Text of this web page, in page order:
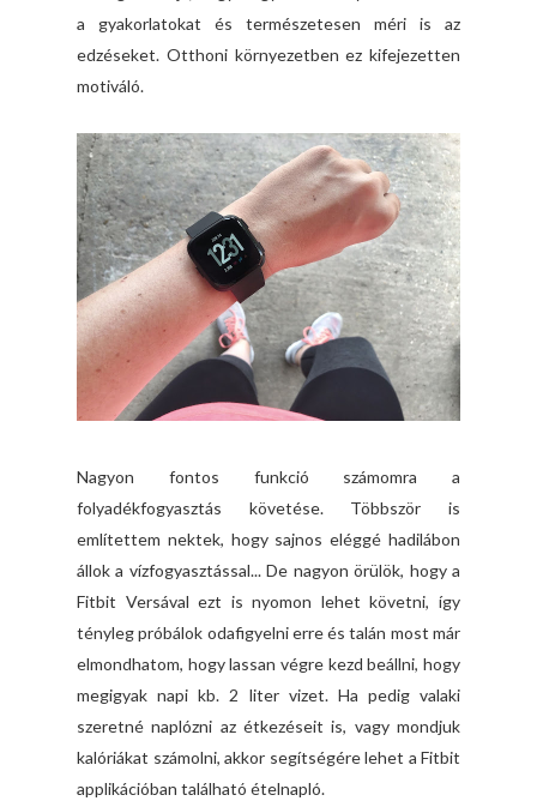
a gyakorlatokat és természetesen méri is az
edzéseket. Otthoni környezetben ez kifejezetten
motiváló.
Nagyon fontos funkció számomra a
folyadékfogyasztás követése. Többször is
említettem nektek, hogy sajnos eléggé hadilábon
állok a vízfogyasztással... De nagyon örülök, hogy a
Fitbit Versával ezt is nyomon lehet követni, így
tényleg próbálok odafigyelni erre és talán most már
elmondhatom, hogy lassan végre kezd beállni, hogy
megigyak napi kb. 2 liter vizet. Ha pedig valaki
szeretné naplózni az étkezéseit is, vagy mondjuk
kalóriákat számolni, akkor segítségére lehet a Fitbit
applikációban található ételnapló.